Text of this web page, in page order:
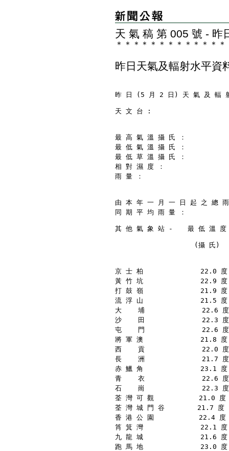
天 氣 稿 第 005 號 - 昨
＊ ＊ ＊ ＊ ＊ ＊ ＊ ＊ ＊ ＊ ＊ ＊ ＊
昨日天氣及輻射水平資
昨 日 (5 月 2 日) 天 氣 及 輻
天 文 台 :
最 高 氣 溫 攝 氏 ：
最 低 氣 溫 攝 氏 ：
最 低 草 溫 攝 氏 ：
相 對 濕 度 ：
雨 量 ：
由 本 年 一 月 一 日 起 之 總
同 期 平 均 雨 量 ：
其 他 氣 象 站 - 　 最 低 溫
(攝 氏)　　 　
京 士 柏              22.0
黃 竹 坑              22.9
打 鼓 嶺              21.9
流 浮 山              21.5
大    埔              22.6
沙    田              22.3
屯    門              22.6
將 軍 澳              21.8
西    貢              22.0
長    洲              21.7
赤 鱲 角              23.1
青    衣              22.6
石    崗              22.3
荃 灣 可 觀           21.0
荃 灣 城 門 谷        21.7
香 港 公 園           22.4
筲 箕 灣              22.1
九 龍 城              21.6
跑 馬 地              23.0